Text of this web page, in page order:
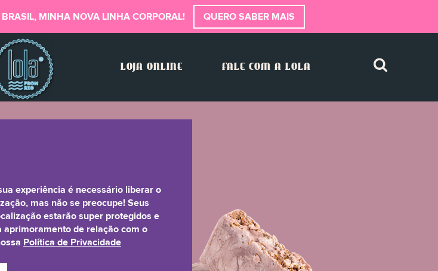
MINHA NOVA LINHA CORPORAL! QUERO SABER MAIS
LOJA ONLINE FALE COM A LOLA
de
experiência é necessário liberar o
mas não se preocupe! Seus
estarão super protegidos e
aprimoramento de relação com o
Política de Privacidade